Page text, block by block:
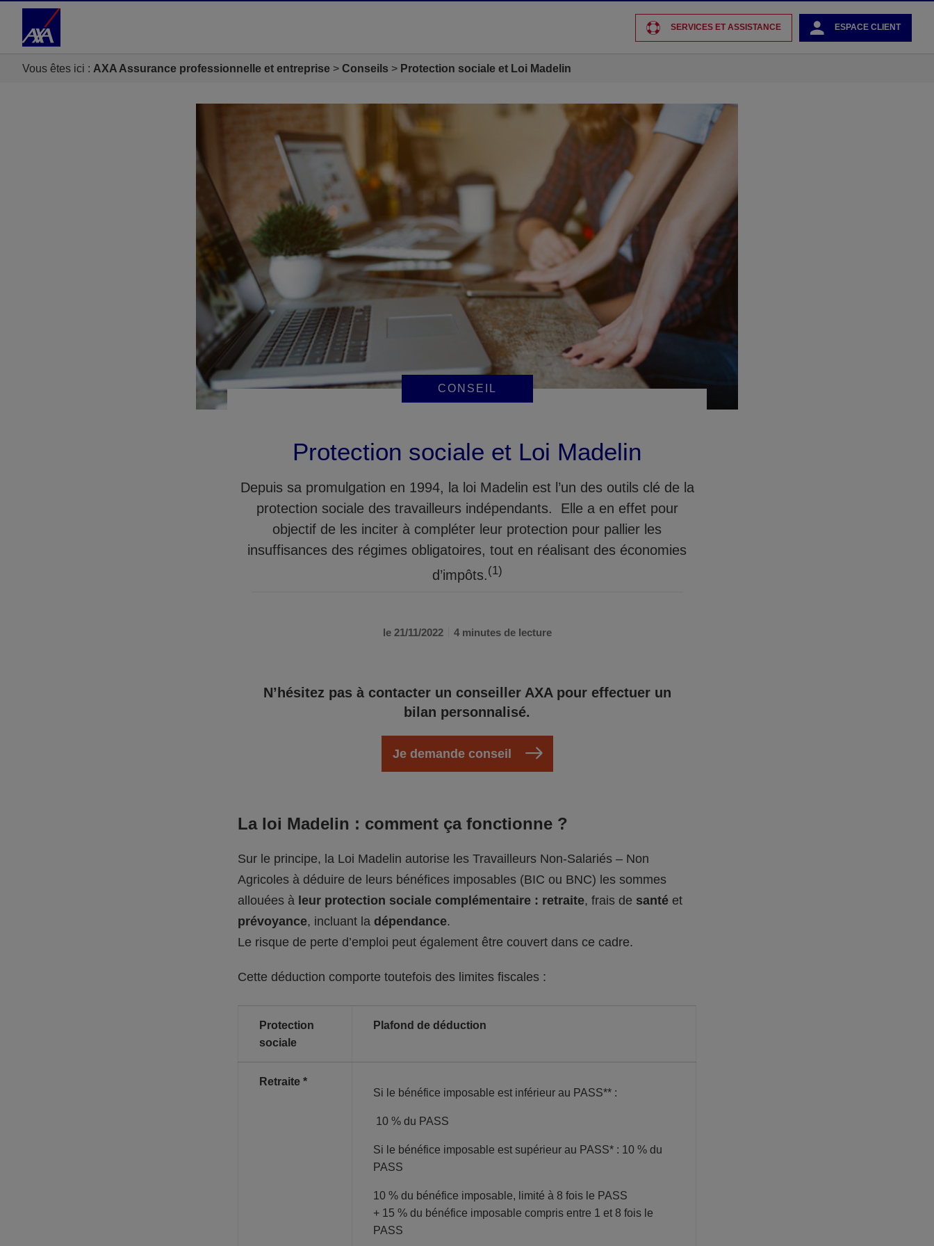
Accéder au Contenu
SERVICES ET ASSISTANCE ESPACE CLIENT
Vous êtes ici : AXA Assurance professionnelle et entreprise Conseils Protection sociale et Loi Madelin
CONSEIL
le 21/11/2022 4 minutes de lecture
Protection sociale et Loi Madelin
Depuis sa promulgation en 1994, la loi Madelin est l’un des outils clé de la
protection sociale des travailleurs indépendants. Elle a en effet pour
objectif de les inciter à compléter leur protection pour pallier les
insuffisances des régimes obligatoires, tout en réalisant des économies
d’impôts.(1)
N’hésitez pas à contacter un conseiller AXA pour effectuer un
bilan personnalisé.
Je demande conseil
La loi Madelin : comment ça fonctionne ?
Sur le principe, la Loi Madelin autorise les Travailleurs Non-Salariés – Non
Agricoles à déduire de leurs bénéfices imposables (BIC ou BNC) les sommes
allouées à leur protection sociale complémentaire : retraite, frais de santé et
prévoyance, incluant la dépendance.
Le risque de perte d’emploi peut également être couvert dans ce cadre.
Cette déduction comporte toutefois des limites fiscales :
Protection
sociale
Plafond de déduction
Retraite *
Si le bénéfice imposable est inférieur au PASS** :
10 % du PASS
Si le bénéfice imposable est supérieur au PASS* : 10 % du
PASS
10 % du bénéfice imposable, limité à 8 fois le PASS
+ 15 % du bénéfice imposable compris entre 1 et 8 fois le
PASS